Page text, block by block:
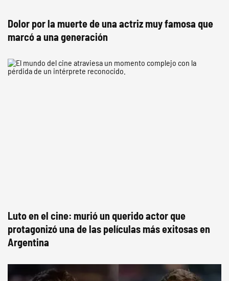
Dolor por la muerte de una actriz muy famosa que
marcó a una generación
Luto en el cine: murió un querido actor que
protagonizó una de las películas más exitosas en
Argentina